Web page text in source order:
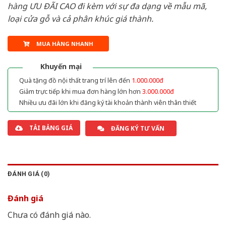
hàng ƯU ĐÃI CAO đi kèm với sự đa dạng về mẫu mã,
loại cửa gỗ và cả phân khúc giá thành.
MUA HÀNG NHANH
Khuyến mại
Quà tặng đồ nội thất trang trí lên đến 1.000.000đ
Giảm trực tiếp khi mua đơn hàng lớn hơn 3.000.000đ
Nhiều ưu đãi lớn khi đăng ký tài khoản thành viên thân thiết
TẢI BẢNG GIÁ ĐĂNG KÝ TƯ VẤN
ĐÁNH GIÁ (0)
Đánh giá
Chưa có đánh giá nào.